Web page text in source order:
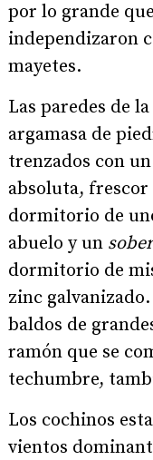
por lo grande
independizaron
mayetes.
Las paredes de
argamasa de
trenzados con
absoluta, frescor
dormitorio de
abuelo y un
dormitorio de
zinc
baldos de
ramón que se
techumbre,
Los cochinos
vientos